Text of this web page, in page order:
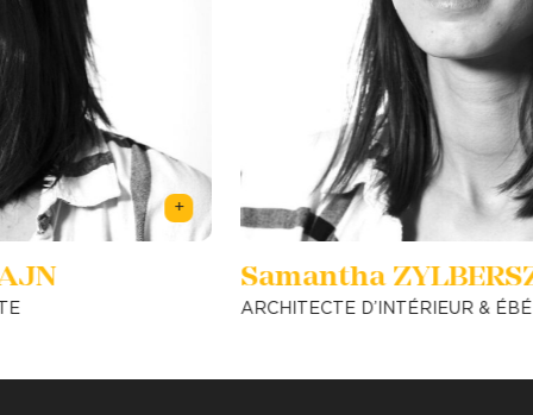
+
Samantha ZYLBERSZTAJN
ARCHITECTE D’INTÉRIEUR & ÉBÉNISTE